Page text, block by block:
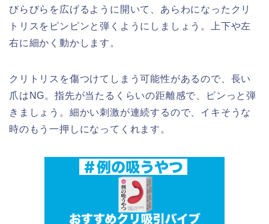
びらびらを広げるように開いて、あらわになったクリ
トリスをピンピンと弾くようにしましょう。上下や左
右に細かく動かします。
クリトリスを傷つけてしまう可能性があるので、長い
爪はNG。指先が当たるくらいの距離感で、ピンっと弾
きましょう。細かい刺激が連続するので、イキそうな
時のもう一押しになってくれます。